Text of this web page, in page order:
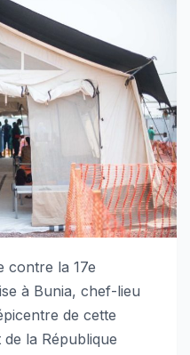
contre la 17e
à Bunia, chef-lieu
de cette
la République